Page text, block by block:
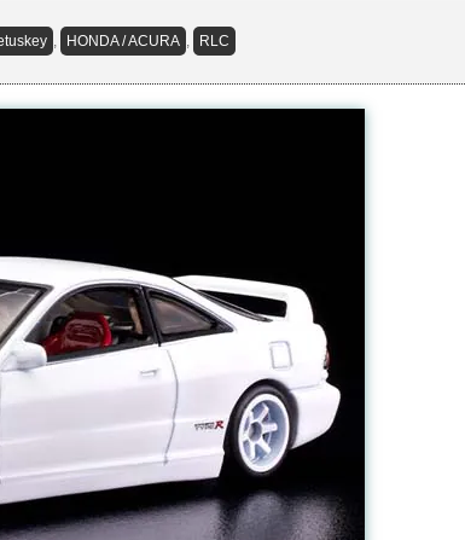
, HONDA / ACURA , RLC